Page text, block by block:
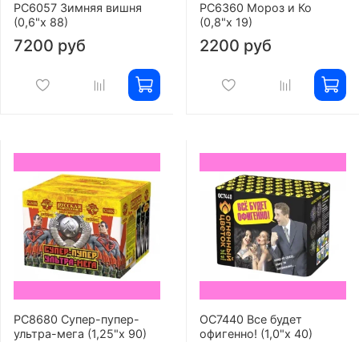
РС6057 Зимняя вишня
(0,6"х 88)
7200 руб
РС6360 Мороз и Ко
(0,8"х 19)
2200 руб
РС8680 Супер-пупер-
ультра-мега (1,25"х 90)
ОС7440 Все будет
офигенно! (1,0"х 40)